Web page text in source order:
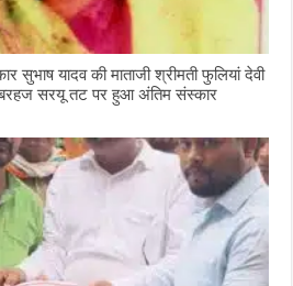
सुभाष यादव की माताजी श्रीमती फुलियां देवी
सरयू तट पर हुआ अंतिम संस्कार